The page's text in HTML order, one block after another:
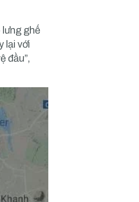
lưng ghế
lại với
đầu”,